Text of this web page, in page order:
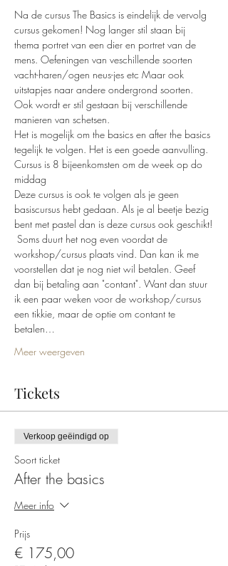
Na de cursus The Basics is eindelijk de vervolg
cursus gekomen! Nog langer stil staan bij
thema portret van een dier en portret van de
mens. Oefeningen van veschillende soorten
vacht-haren/ogen neus-jes etc Maar ook
uitstapjes naar andere ondergrond soorten.
Ook wordt er stil gestaan bij verschillende
manieren van schetsen.
Het is mogelijk om the basics en after the basics
tegelijk te volgen. Het is een goede aanvulling.
Cursus is 8 bijeenkomsten om de week op do
middag
Deze cursus is ook te volgen als je geen
basiscursus hebt gedaan. Als je al beetje bezig
bent met pastel dan is deze cursus ook geschikt!
Soms duurt het nog even voordat de
workshop/cursus plaats vind. Dan kan ik me
voorstellen dat je nog niet wil betalen. Geef
dan bij betaling aan "contant". Want dan stuur
ik een paar weken voor de workshop/cursus
een tikkie, maar de optie om contant te
betalen…
Meer weergeven
Tickets
Verkoop geëindigd op
Soort ticket
After the basics
Meer info
Prijs
€ 175,00